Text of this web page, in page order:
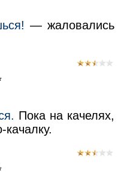
— жаловались
Пока на качелях,
качалку.